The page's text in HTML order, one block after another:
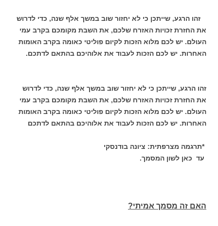
זהו הרגע, שייתכן כי לא יחזור שוב במשך אלף שנה, כדי לדרוש
את החזרת זכויות האזרח שלכם, את השבת מקומכם בקרב עמי
העולם. יש לכם מלוא הזכות לקיום פוליטי כאומה בקרב האומות
האחרות. יש לכם הזכות לעבוד את אלוהיכם בהתאם לדתכם.
זהו הרגע, שייתכן כי לא יחזור שוב במשך אלף שנה, כדי לדרוש
את החזרת זכויות האזרח שלכם, את השבת מקומכם בקרב עמי
העולם. יש לכם מלוא הזכות לקיום פוליטי כאומה בקרב האומות
האחרות. יש לכם הזכות לעבוד את אלוהיכם בהתאם לדתכם
*תרגמה מצרפתית: ציונה בודנסקי
עד כאן לשון המסמך.
האם זה מסמך אמיתי?